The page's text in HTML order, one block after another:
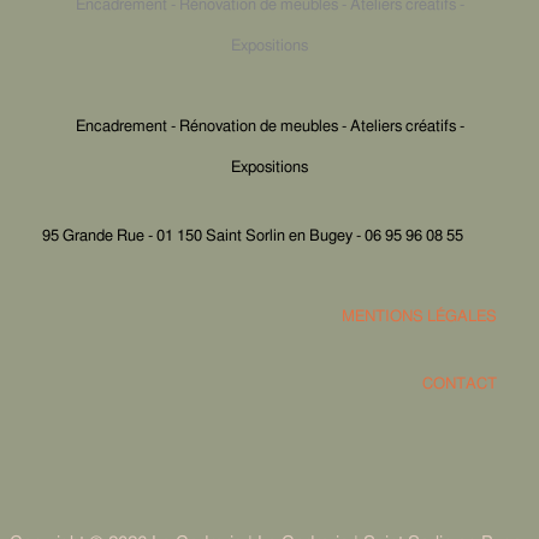
Encadrement - Rénovation de meubles - Ateliers créatifs -
Expositions
Encadrement - Rénovation de meubles - Ateliers créatifs -
Expositions
95 Grande Rue - 01 150 Saint Sorlin en Bugey - 06 95 96 08 55
MENTIONS LÉGALES
CONTACT